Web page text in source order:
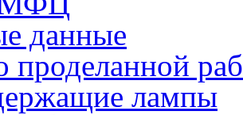
данные
проделанной
лампы